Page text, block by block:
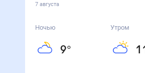
7 августа
Ночью
9°
Утром
11